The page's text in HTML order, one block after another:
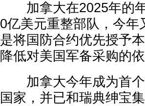
加拿大在2025年的年
0亿美元重整部队，今
是将国防合约优先授予
降低对美国军备采购的
加拿大今年成为首个
国家，并已和瑞典绅宝